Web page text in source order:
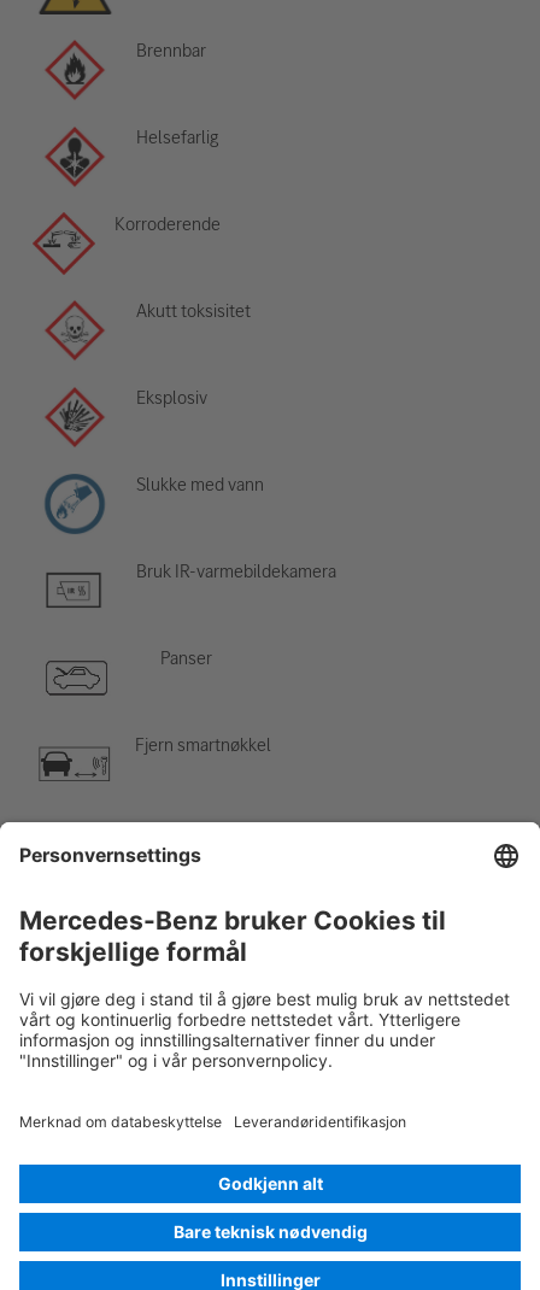
Brennbar
Helsefarlig
Korroderende
Akutt toksisitet
Eksplosiv
Slukke med vann
Bruk IR-varmebildekamera
Panser
Fjern smartnøkkel
Fare, lav temperatur
Rescue Card Personbil Versjon 07/2026 01.6 ID-Nr.: 254.609
© 2026Mercedes-Benz AG
Leverandørmerking
Innstilling av informasjonskapsel
Personvern